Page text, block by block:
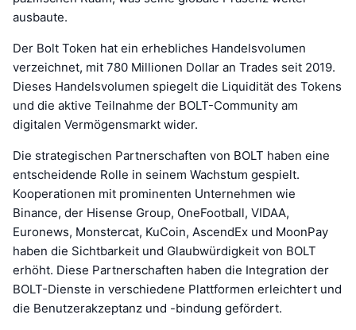
ausbaute.
Der Bolt Token hat ein erhebliches Handelsvolumen
verzeichnet, mit 780 Millionen Dollar an Trades seit 2019.
Dieses Handelsvolumen spiegelt die Liquidität des Tokens
und die aktive Teilnahme der BOLT-Community am
digitalen Vermögensmarkt wider.
Die strategischen Partnerschaften von BOLT haben eine
entscheidende Rolle in seinem Wachstum gespielt.
Kooperationen mit prominenten Unternehmen wie
Binance, der Hisense Group, OneFootball, VIDAA,
Euronews, Monstercat, KuCoin, AscendEx und MoonPay
haben die Sichtbarkeit und Glaubwürdigkeit von BOLT
erhöht. Diese Partnerschaften haben die Integration der
BOLT-Dienste in verschiedene Plattformen erleichtert und
die Benutzerakzeptanz und -bindung gefördert.